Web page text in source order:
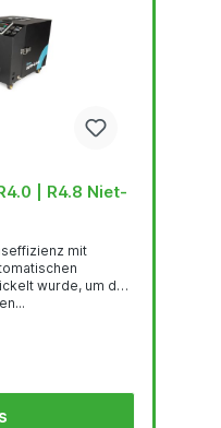
| R4.8 Niet-
mit
wurde, um den